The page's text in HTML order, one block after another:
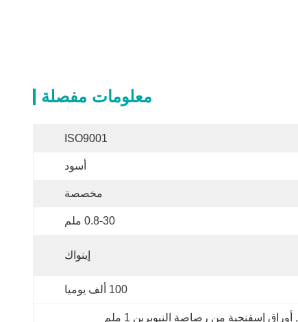
معلومات مفصلة
ISO9001
أسود
مخصصة
0.8-30 ملم
إينواك
100 ألف يوميا
, أوراق إسفنجية من رصاصة النيوبرين 1 ملم